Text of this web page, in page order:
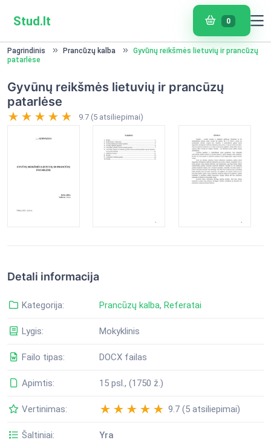
Stud.lt 0
Pagrindinis Prancūzų kalba
Gyvūnų reikšmės lietuvių ir prancūzų
patarlėse
Gyvūnų reikšmės lietuvių ir prancūzų
patarlėse
9.7 (5 atsiliepimai)
Detali informacija
Kategorija: Prancūzų kalba, Referatai
Lygis: Mokyklinis
Failo tipas: DOCX failas
Apimtis: 15 psl., (1750 ž.)
Vertinimas: 9.7 (5 atsiliepimai)
Šaltiniai: Yra